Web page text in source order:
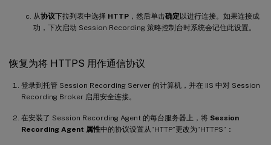
从协议下拉列表中选择 HTTP ，然后单击确定以进行连接。如果连接成
功，下次启动 Session Recording 策略控制台时系统会记住此设置。
恢复为将 HTTPS 用作通信协议
登录到托管 Session Recording Server 的计算机，并在 IIS 中对 Session
Recording Broker 启用安全连接。
在安装了 Session Recording Agent 的每台服务器上，将 Session
Recording Agent 属性中的协议设置从“HTTP”更改为“HTTPS”：